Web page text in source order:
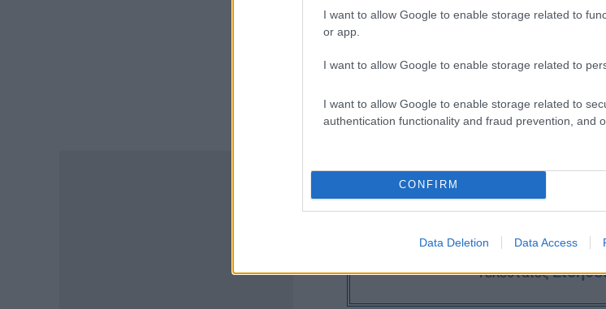
I want to allow Google to enable storage related to
or app.
I want to allow Google to enable storage related to
I want to allow Google to enable storage related to
authentication functionality and fraud prevention, and
CONFIRM
Data Deletion Data Access
Tελευταίες